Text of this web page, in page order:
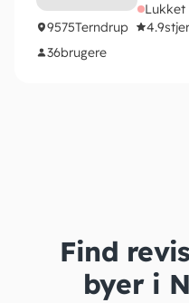
9575Terndrup 4.9
36brugere
Find
byer i